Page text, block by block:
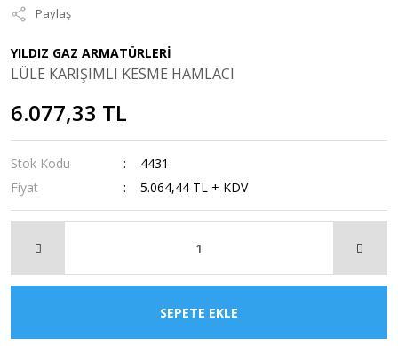
Paylaş
YILDIZ GAZ ARMATÜRLERİ
LÜLE KARIŞIMLI KESME HAMLACI
6.077,33 TL
Stok Kodu
4431
Fiyat
5.064,44 TL + KDV
SEPETE EKLE